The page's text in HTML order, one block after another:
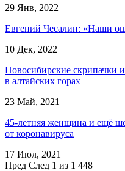
29 Янв, 2022
Евгений Чесалин: «Наши
10 Дек, 2022
Новосибирские скрипачки
в алтайских горах
23 Май, 2021
45-летняя женщина и ещё
от коронавируса
17 Июл, 2021
Пред След 1 из 1 448